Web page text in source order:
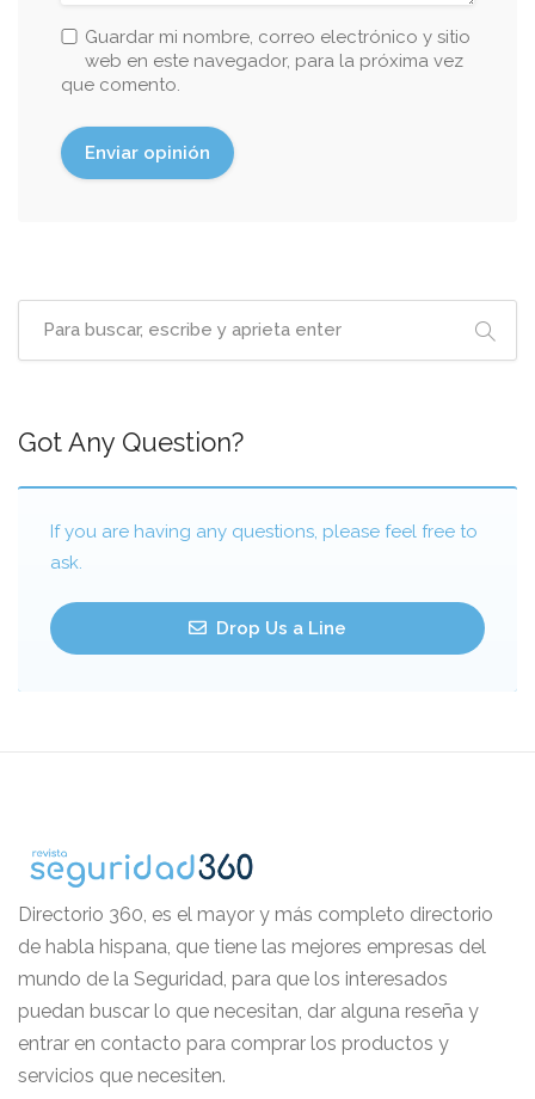
Guardar mi nombre, correo electrónico y sitio
web en este navegador, para la próxima vez
que comento.
Got Any Question?
If you are having any questions, please feel free to
ask.
Drop Us a Line
Directorio 360, es el mayor y más completo directorio
de habla hispana, que tiene las mejores empresas del
mundo de la Seguridad, para que los interesados
puedan buscar lo que necesitan, dar alguna reseña y
entrar en contacto para comprar los productos y
servicios que necesiten.